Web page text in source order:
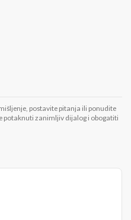
postavite pitanja ili ponudite
potaknuti zanimljiv dijalog i obogatiti